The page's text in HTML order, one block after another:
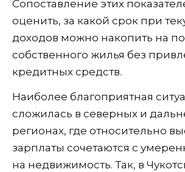
Сопоставление этих
оценить, за какой срок при
доходов можно накопить на
собственного жилья без
кредитных средств.
Наиболее благоприятная
сложилась в северных и
регионах, где относительно
зарплаты сочетаются с
на недвижимость. Так, в